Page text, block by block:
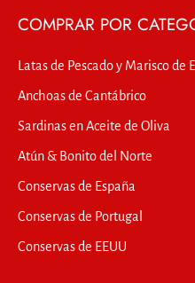
COMPRAR POR
Latas de Pescado y Marisco de
Anchoas de Cantábrico
Sardinas en Aceite de Oliva
Atún & Bonito del Norte
Conservas de España
Conservas de Portugal
Conservas de EEUU